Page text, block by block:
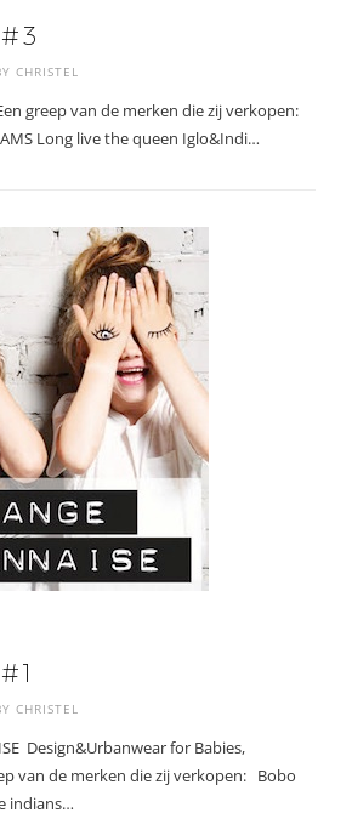
CHRISTEL
greep van de merken die zij verkopen:
Long live the queen Iglo&Indi…
CHRISTEL
Design&Urbanwear for Babies,
van de merken die zij verkopen: Bobo
indians…